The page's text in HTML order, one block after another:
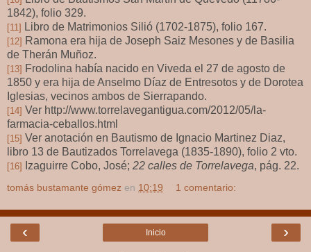
1842), folio 329.
[11] Libro de Matrimonios Silió (1702-1875), folio 167.
[12] Ramona era hija de Joseph Saiz Mesones y de Basilia
de Therán Muñoz.
[13] Frodolina había nacido en Viveda el 27 de agosto de
1850 y era hija de Anselmo Díaz de Entresotos y de Dorotea
Iglesias, vecinos ambos de Sierrapando.
[14] Ver http://www.torrelavegantigua.com/2012/05/la-
farmacia-ceballos.html
[15] Ver anotación en Bautismo de Ignacio Martinez Diaz,
libro 13 de Bautizados Torrelavega (1835-1890), folio 2 vto.
[16] Izaguirre Cobo, José; 22 calles de Torrelavega, pág. 22.
tomás bustamante gómez en 10:19 1 comentario:
‹ ›
Inicio